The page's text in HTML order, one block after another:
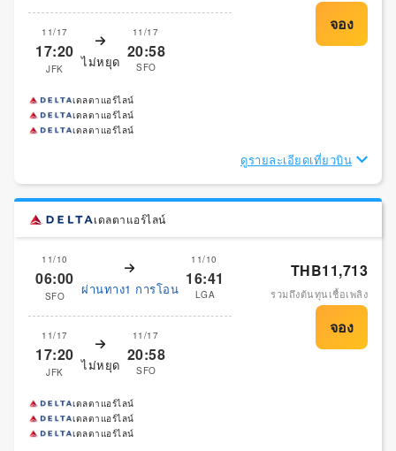
11/17
17:20
JFK ไม่หยุด
11/17
20:58
SFO
เดลตาแอร์ไลน์
เดลตาแอร์ไลน์
เดลตาแอร์ไลน์
ดูรายละเอียดเที่ยวบิน
เดลตาแอร์ไลน์
11/10
06:00
SFO ผ่านทาง1 การโอน
11/10
16:41
LGA
11/17
17:20
JFK ไม่หยุด
11/17
20:58
SFO
THB11,713
รวมถึงต้นทุนเชื้อเพลิง
เดลตาแอร์ไลน์
เดลตาแอร์ไลน์
เดลตาแอร์ไลน์